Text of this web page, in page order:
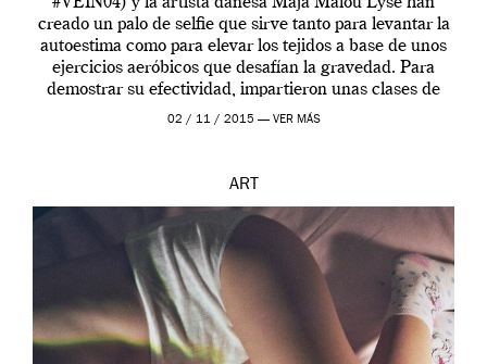
creado un palo de selfie que sirve tanto para levantar la
autoestima como para elevar los tejidos a base de unos
ejercicios aeróbicos que desafían la gravedad. Para
demostrar su efectividad, impartieron unas clases de
prueba en el Tate […]
02 / 11 / 2015 — VER MÁS
ART